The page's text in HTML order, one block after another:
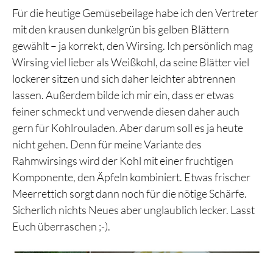
Für die heutige Gemüsebeilage habe ich den Vertreter
mit den krausen dunkelgrün bis gelben Blättern
gewählt – ja korrekt, den Wirsing. Ich persönlich mag
Wirsing viel lieber als Weißkohl, da seine Blätter viel
lockerer sitzen und sich daher leichter abtrennen
lassen. Außerdem bilde ich mir ein, dass er etwas
feiner schmeckt und verwende diesen daher auch
gern für Kohlrouladen. Aber darum soll es ja heute
nicht gehen. Denn für meine Variante des
Rahmwirsings wird der Kohl mit einer fruchtigen
Komponente, den Äpfeln kombiniert. Etwas frischer
Meerrettich sorgt dann noch für die nötige Schärfe.
Sicherlich nichts Neues aber unglaublich lecker. Lasst
Euch überraschen ;-).